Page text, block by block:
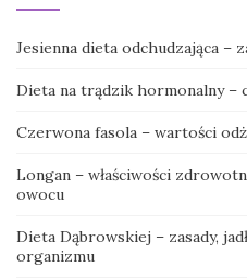
Jesienna dieta odchudzająca –
Dieta na trądzik hormonalny –
Czerwona fasola – wartości
Longan – właściwości
owocu
Dieta Dąbrowskiej – zasady,
organizmu